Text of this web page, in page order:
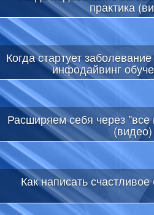
практика
Когда стартует
инфодайвинг
Расширяем себя через "все
(видео)
Как написать